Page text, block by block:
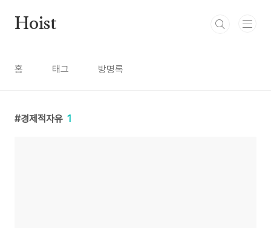
Hoist
홈 태그 방명록
경제적자유 1